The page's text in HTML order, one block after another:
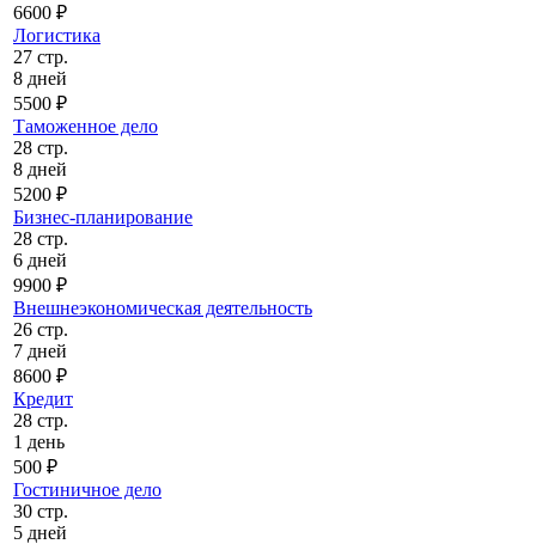
6600 ₽
Логистика
27 стр.
8 дней
5500 ₽
Таможенное дело
28 стр.
8 дней
5200 ₽
Бизнес-планирование
28 стр.
6 дней
9900 ₽
Внешнеэкономическая деятельность
26 стр.
7 дней
8600 ₽
Кредит
28 стр.
1 день
500 ₽
Гостиничное дело
30 стр.
5 дней